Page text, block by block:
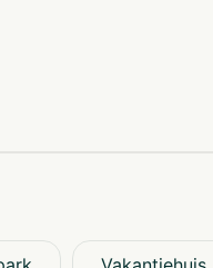
een luxe chalet
in een van
voor de